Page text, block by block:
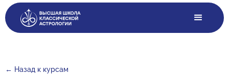
← Назад к курсам